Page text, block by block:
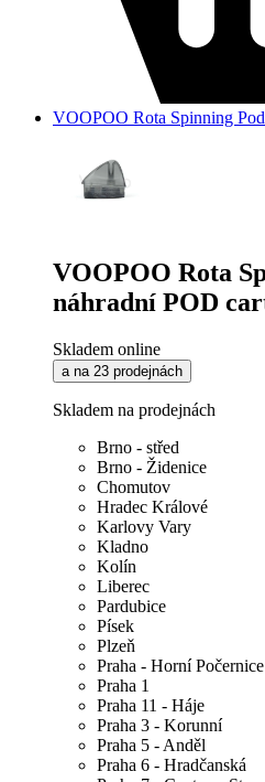
VOOPOO Rota Spinning
VOOPOO Rota
náhradní POD
Skladem online
a na 23 prodejnách
Skladem na prodejnách
Brno - střed
Brno - Židenice
Chomutov
Hradec Králové
Karlovy Vary
Kladno
Kolín
Liberec
Pardubice
Písek
Plzeň
Praha - Horní Počernice
Praha 1
Praha 11 - Háje
Praha 3 - Korunní
Praha 5 - Anděl
Praha 6 - Hradčanská